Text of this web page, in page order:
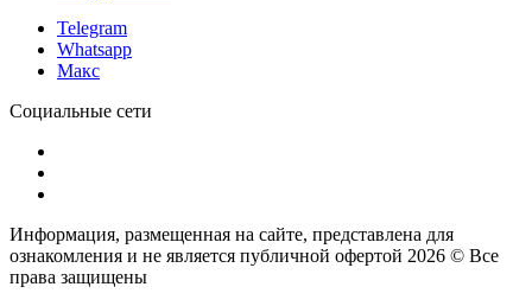
Telegram
Whatsapp
Макс
Социальные сети
Информация, размещенная на сайте, представлена для
ознакомления и не является публичной офертой 2026 © Все
права защищены